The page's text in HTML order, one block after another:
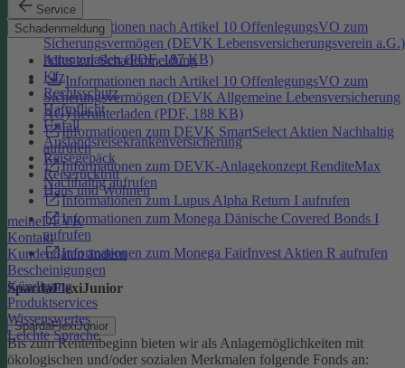
Service
Schadenmeldung
Alles zur Schadenmeldung
Kfz
Rechtsschutz
Haftpflicht
Unfall
Auslandsreisekrankenversicherung
Reisegepäck
Reiserücktritt
Haus und Wohnen
meineDEVK
Kontakt
Kundendaten ändern
Bescheinigungen
Kündigung
Produktservices
Wissenswertes
Leichte Sprache
Informationen nach Artikel 10 OffenlegungsVO zum
Sicherungsvermögen (DEVK Lebensversicherungsverein a.G.)
herunterladen (PDF, 187 KB)
Informationen nach Artikel 10 OffenlegungsVO zum
Sicherungsvermögen (DEVK Allgemeine Lebensversicherung
AG) herunterladen (PDF, 188 KB)
Informationen zum DEVK SmartSelect Aktien Nachhaltig
aufrufen
Informationen zum DEVK-Anlagekonzept RenditeMax
Nachhaltig aufrufen
Informationen zum Lupus Alpha Return I aufrufen
Informationen zum Monega Dänische Covered Bonds I
aufrufen
Informationen zum Monega FairInvest Aktien R aufrufen
SpardaFlexiJunior
SpardaFlexiJunior
Bis zum Rentenbeginn bieten wir als Anlagemöglichkeiten mit
ökologischen und/oder sozialen Merkmalen folgende Fonds an: